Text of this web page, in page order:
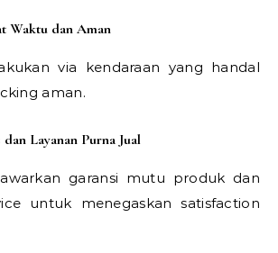
Waktu dan Aman
via kendaraan yang handal
aman.
Layanan Purna Jual
garansi mutu produk dan
untuk menegaskan satisfaction